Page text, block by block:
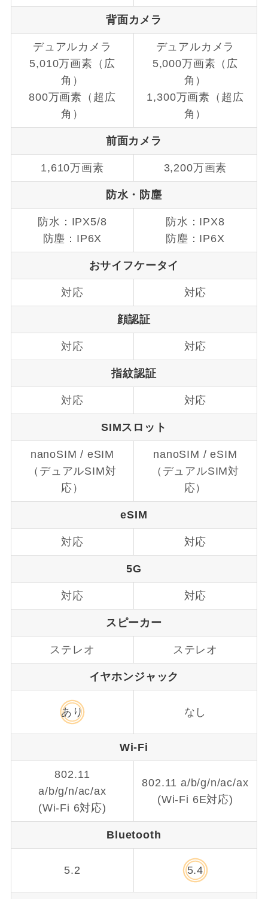
背面 カメラ
デュアルカメラ
5,010万画素（広
角）
800万画素（超広
角）
デュアルカメラ
5,000万画素（広
角）
1,300万画素（超広
角）
前面カメラ
1,610万画素 3,200万画素
防水・防塵
防水：IPX5/8
防塵：IP6X
防水：IPX8
防塵：IP6X
おサイフケータイ
対応 対応
顔認証
対応 対応
指紋認証
対応 対応
SIMスロット
nanoSIM / eSIM
（デュアルSIM対
応）
nanoSIM / eSIM
（デュアルSIM対
応）
eSIM
対応 対応
5G
対応 対応
スピーカー
ステレオ ステレオ
イヤホンジャック
あり なし
Wi-Fi
802.11
a/b/g/n/ac/ax
(Wi-Fi 6対応)
802.11 a/b/g/n/ac/ax
(Wi-Fi 6E対応)
Bluetooth
5.2 5.4